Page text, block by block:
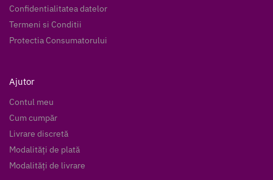
Confidentialitatea datelor
Termeni si Conditii
Protectia Consumatorului
Ajutor
Contul meu
Cum cumpăr
Livrare discretă
Modalități de plată
Modalități de livrare